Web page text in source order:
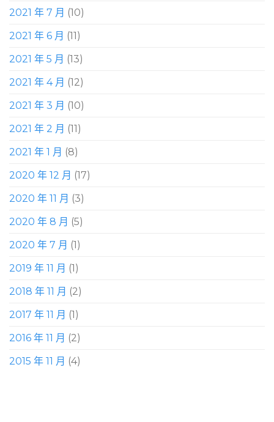
2021 年 7 月 (10)
2021 年 6 月 (11)
2021 年 5 月 (13)
2021 年 4 月 (12)
2021 年 3 月 (10)
2021 年 2 月 (11)
2021 年 1 月 (8)
2020 年 12 月 (17)
2020 年 11 月 (3)
2020 年 8 月 (5)
2020 年 7 月 (1)
2019 年 11 月 (1)
2018 年 11 月 (2)
2017 年 11 月 (1)
2016 年 11 月 (2)
2015 年 11 月 (4)